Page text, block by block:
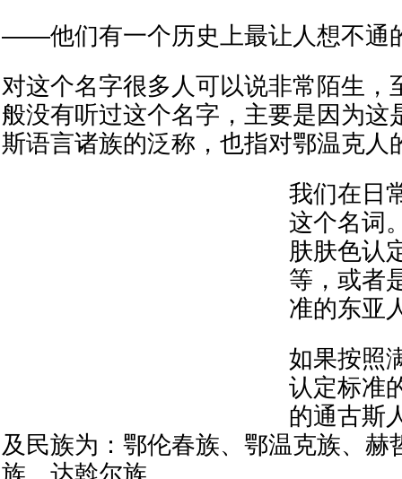
——他们有一个历史上最让人想不通
对这个名字很多人可以说非常陌生，
般没有听过这个名字，主要是因为这
斯语言诸族的泛称，也指对鄂温克人
我们在日
这个名词
肤肤色认
等，或者
准的东亚
如果按照
认定标准
的通古斯
及民族为：鄂伦春族、鄂温克族、赫
族、达斡尔族。